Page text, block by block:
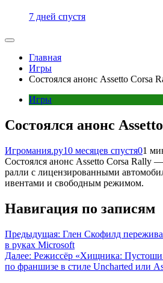
7 дней спустя
Главная
Игры
Состоялся анонс Assetto Corsa
Игры
Состоялся анонс
Игромания.ру10 месяцев спустя01
Состоялся анонс Assetto Corsa Rally
ралли с лицензированными
ивентами и свободным режимом.
Навигация по записям
Предыдущая: Глен Скофилд
в руках Microsoft
Далее: Режиссёр «Хищника:
по франшизе в стиле Uncharted или